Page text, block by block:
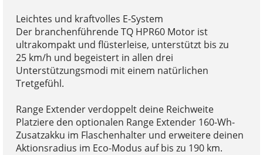
Leichtes und kraftvolles E-System
Der branchenführende TQ HPR60 Motor ist
ultrakompakt und flüsterleise, unterstützt bis zu
25 km/h und begeistert in allen drei
Unterstützungsmodi mit einem natürlichen
Tretgefühl.
Range Extender verdoppelt deine Reichweite
Platziere den optionalen Range Extender 160-Wh-
Zusatzakku im Flaschenhalter und erweitere deinen
Aktionsradius im Eco-Modus auf bis zu 190 km.